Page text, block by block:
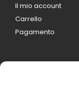
Il mio account
Carrello
Pagamento